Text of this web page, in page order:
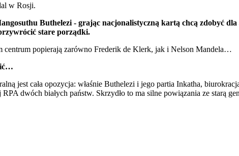
w Rosji.
Buthelezi - grając nacjonalistyczną kartą chcą zdobyć dla
stare porządki.
centrum popierają zarówno Frederik de Klerk, jak i Nelson Mandela…
jest cała opozycja: właśnie Buthelezi i jego partia Inkatha,
dwóch białych państw. Skrzydło to ma silne powiązania ze starą